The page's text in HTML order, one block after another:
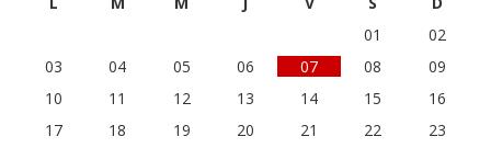
01
02
03
04 05 06 07 08
09
10
11 12 13 14 15
16
17
18 19 20 21 22
23